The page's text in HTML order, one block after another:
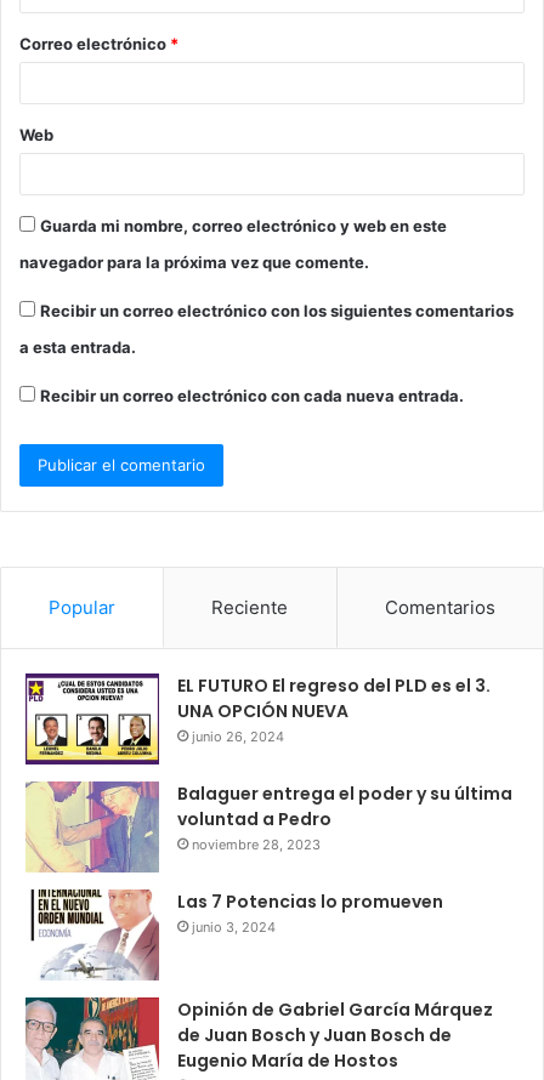
*
Correo electrónico *
Web
Guarda mi nombre, correo electrónico y web en este
navegador para la próxima vez que comente.
Recibir un correo electrónico con los siguientes comentarios
a esta entrada.
Recibir un correo electrónico con cada nueva entrada.
Popular Reciente Comentarios
EL FUTURO El regreso del PLD es el 3.
UNA OPCIÓN NUEVA
junio 26, 2024
Balaguer entrega el poder y su última
voluntad a Pedro
noviembre 28, 2023
Las 7 Potencias lo promueven
junio 3, 2024
Opinión de Gabriel García Márquez
de Juan Bosch y Juan Bosch de
Eugenio María de Hostos